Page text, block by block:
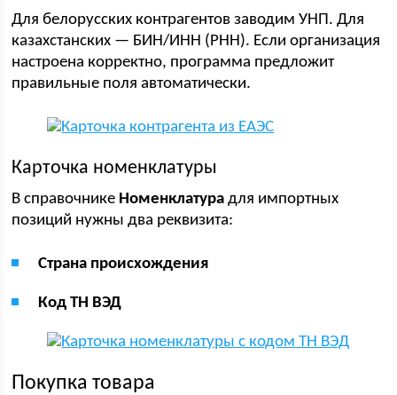
Для белорусских контрагентов заводим УНП. Для
казахстанских — БИН/ИНН (РНН). Если организация
настроена корректно, программа предложит
правильные поля автоматически.
Карточка номенклатуры
В справочнике Номенклатура для импортных
позиций нужны два реквизита:
Страна происхождения
Код ТН ВЭД
Покупка товара